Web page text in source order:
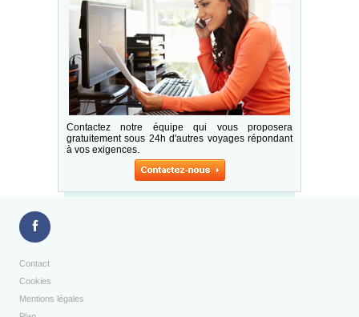
Contactez notre équipe qui vous proposera
gratuitement sous 24h d'autres voyages répondant
à vos exigences.
Contact
Cookies
Mentions légales